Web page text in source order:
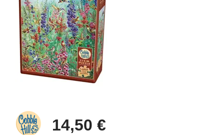
14,50 €